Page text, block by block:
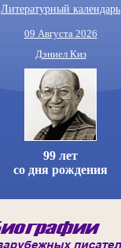
Литературный календарь
09 Августа 2026
Дэниел Киз
99 лет
со дня рождения